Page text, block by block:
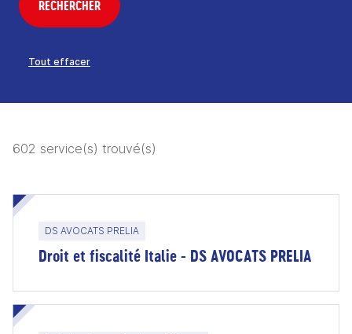
RECHERCHER
Tout effacer
602 service(s) trouvé(s)
DS AVOCATS PRELIA
Droit et fiscalité Italie - DS AVOCATS PRELIA